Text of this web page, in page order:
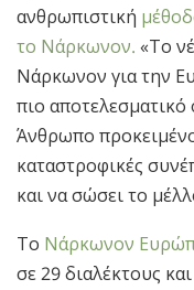
ανθρωπιστική
το Νάρκωνον. «Το
Νάρκωνον για την
πιο
Άνθρωπο
καταστροφικές
και να σώσει το
Το Νάρκωνον
σε 29 διαλέκτους